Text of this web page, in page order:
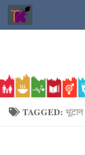
Skip to content
TAGGED: भूटान